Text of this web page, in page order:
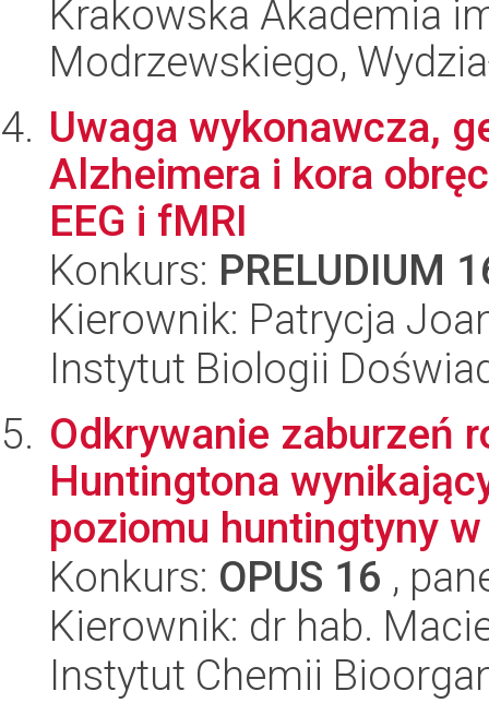
Krakowska Akademia
Modrzewskiego,
Uwaga wykonawcza,
Alzheimera i kora
EEG i fMRI
Konkurs: PRELUDIUM
Kierownik: Patrycja
Instytut Biologii
Odkrywanie zaburzeń
Huntingtona
poziomu huntingtyny w
Konkurs: OPUS 16 ,
Kierownik: dr hab.
Instytut Chemii